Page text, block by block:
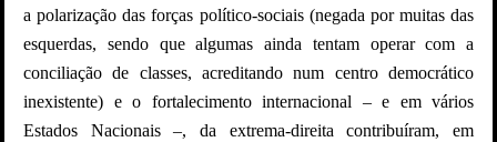
a polarização das forças político-sociais (negada por muitas das
esquerdas, sendo que algumas ainda tentam operar com a
conciliação de classes, acreditando num centro democrático
inexistente) e o fortalecimento internacional – e em vários
Estados Nacionais –, da extrema-direita contribuíram, em